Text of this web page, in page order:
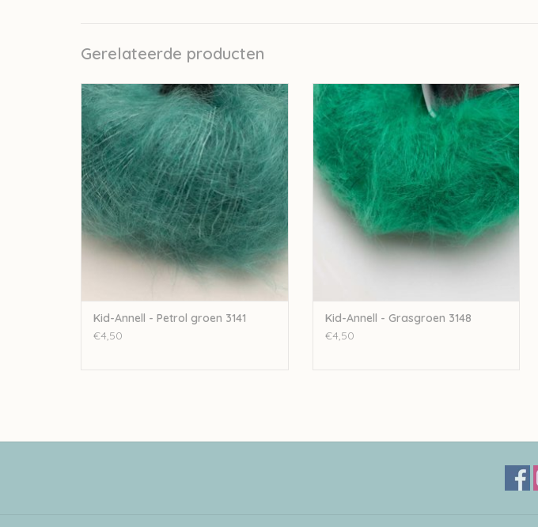
Gerelateerde producten
Annell Kid-Annell - Petrol groen 3141
TOEVOEGEN AAN WINKELWAGEN
Kid-Annell - Petrol groen 3141
€4,50
Annell Kid-Annell - Grasgroen 3148
TOEVOEGEN AAN WINKELWAGEN
Kid-Annell - Grasgroen 3148
€4,50